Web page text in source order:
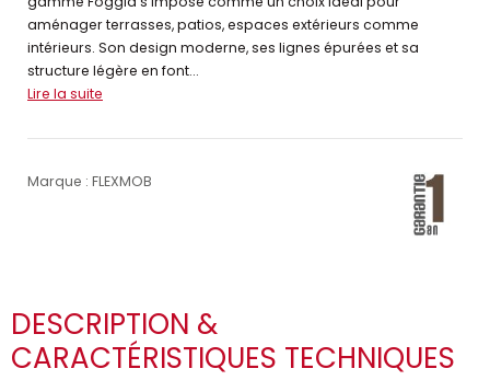
aménager terrasses, patios, espaces extérieurs comme
intérieurs. Son design moderne, ses lignes épurées et sa
structure légère en font...
Lire la suite
Marque : FLEXMOB
DESCRIPTION &
CARACTÉRISTIQUES TECHNIQUES